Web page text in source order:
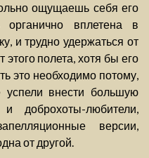
ощущаешь себя его
органично вплетена в
и трудно удержаться от
полета, хотя бы его
это необходимо потому,
успели внести большую
доброхоты-любители,
версии,
от другой.